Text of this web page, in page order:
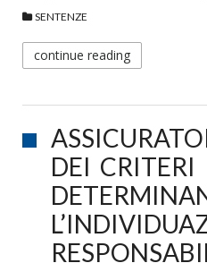
SENTENZE
continue reading
DEI CRITERI